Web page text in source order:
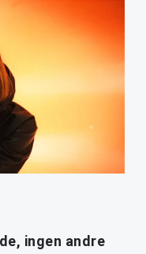
ingen andre